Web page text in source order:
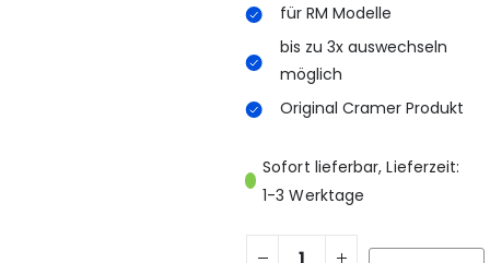
für RM Modelle
bis zu 3x auswechseln
möglich
Original Cramer Produkt
Sofort lieferbar, Lieferzeit:
1-3 Werktage